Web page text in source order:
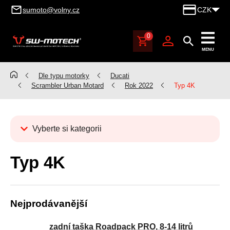
sumoto@volny.cz CZK
SUMOTO
výhradní
dovozce
a
Slovensko
0
MENU
Dle typu motorky
Ducati
Scrambler Urban Motard
Rok 2022 Typ 4K
Vyberte si kategorii
Dle typu motorky
Scarabeo 125
Leoncino 500
Leoncino 500 Trail
K 100
Cagiva
Typ 4K
Nejprodávanější
zadní taška Roadpack PRO, 8-14 litrů